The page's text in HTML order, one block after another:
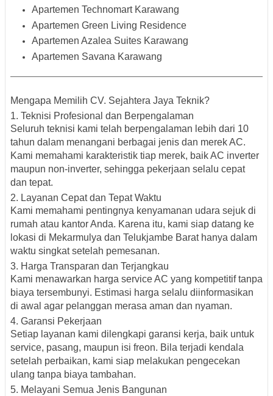
Apartemen Technomart Karawang
Apartemen Green Living Residence
Apartemen Azalea Suites Karawang
Apartemen Savana Karawang
Mengapa Memilih CV. Sejahtera Jaya Teknik?
1. Teknisi Profesional dan Berpengalaman
Seluruh teknisi kami telah berpengalaman lebih dari 10
tahun dalam menangani berbagai jenis dan merek AC.
Kami memahami karakteristik tiap merek, baikAC inverter
maupun non-inverter, sehingga pekerjaan selalu cepat
dan tepat.
2. Layanan Cepat dan Tepat Waktu
Kami memahami pentingnya kenyamanan udara sejuk di
rumah atau kantor Anda. Karena itu, kami siap datang ke
lokasi di Mekarmulya dan Telukjambe Barat hanya dalam
waktu singkat setelah pemesanan.
3. Harga Transparan dan Terjangkau
Kami menawarkan harga service AC yang kompetitiftanpa
biaya tersembunyi. Estimasi harga selalu diinformasikan
di awal agar pelanggan merasa aman dan nyaman.
4. Garansi Pekerjaan
Setiap layanan kami dilengkapi garansi kerja, baik untuk
service, pasang, maupun isi freon. Bila terjadi kendala
setelah perbaikan, kami siap melakukan pengecekan
ulang tanpa biaya tambahan.
5. Melayani Semua Jenis Bangunan